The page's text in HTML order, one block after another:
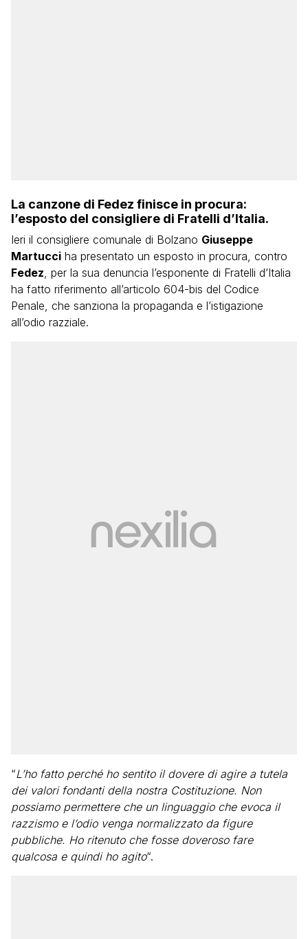
La canzone di Fedez finisce in procura:
l’esposto del consigliere di Fratelli d’Italia.
Ieri il consigliere comunale di Bolzano Giuseppe
Martucci ha presentato un esposto in procura, contro
Fedez, per la sua denuncia l’esponente di Fratelli d’Italia
ha fatto riferimento all’articolo 604-bis del Codice
Penale, che sanziona la propaganda e l’istigazione
all’odio razziale.
“L’ho fatto perché ho sentito il dovere di agire a tutela
dei valori fondanti della nostra Costituzione. Non
possiamo permettere che un linguaggio che evoca il
razzismo e l’odio venga normalizzato da figure
pubbliche. Ho ritenuto che fosse doveroso fare
qualcosa e quindi ho agito“.